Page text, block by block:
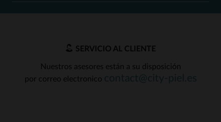
SERVICIO AL CLIENTE
Nuestros asesores están a su disposición
por correo electronico